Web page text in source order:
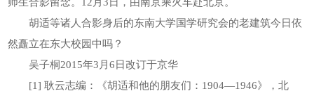
胡适等诸人合影身后的东南大学国学研究会的老建筑今日依
然矗立在东大校园中吗？
吴子桐2015年3月6日改订于京华
[1] 耿云志编：《胡适和他的朋友们：1904—1946》，北